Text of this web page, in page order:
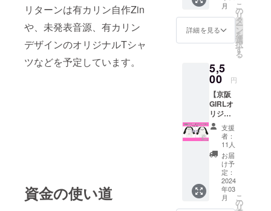
リターンは有カリン自作Zin
や、未発表音源、有カリン
デザインのオリジナルTシャ
ツなどを予定しています。
資金の使い道
availabl
e to
as.
GIRL」
新録含
むデモ
音源の
mp3が
ロード
できま
す。 京
阪GIRL
のライ
ブでは
お馴染
みの曲
だけど
実はリ
リース
されて
いませ
ん。 他
にも結
月
詳細を見る
こ
の
リ
タ
ー
ン
を
選
択
す
る
5,5
00 円
【京阪
GIRLオ
リジナ
ルTシャ
ツプラ
ン】 オ
リジナ
ルTシャ
ツ付き
プラン
です。
有カリ
支援
者：
11人
お届
け予
定：
2024
年03
月
こ
の
リ